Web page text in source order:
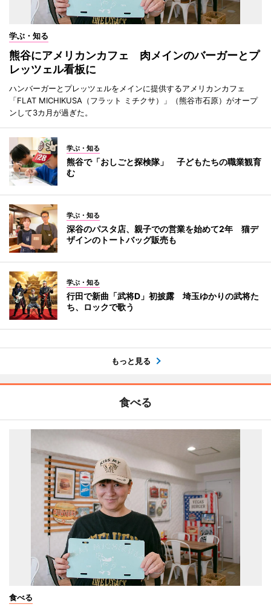
学ぶ・知る
熊谷にアメリカンカフェ 肉メインのバーガーとプ
レッツェル看板に
ハンバーガーとプレッツェルをメインに提供するアメリカンカフェ
「FLAT MICHIKUSA（フラット ミチクサ）」（熊谷市石原）がオープ
ンして3カ月が過ぎた。
学ぶ・知る
熊谷で「おしごと探検隊」 子どもたちの職業観育
む
学ぶ・知る
深谷のパスタ店、親子での営業を始めて2年 猫デ
ザインのトートバッグ販売も
学ぶ・知る
行田で新曲「武将D」初披露 埼玉ゆかりの武将た
ち、ロックで歌う
もっと見る
食べる
食べる